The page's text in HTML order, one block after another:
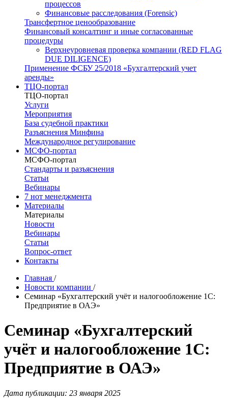
процессов
Финансовые расследования (Forensic)
Трансфертное ценообразование
Финансовый консалтинг и иные согласованные
процедуры
Верхнеуровневая проверка компании (RED FLAG
DUE DILIGENCE)
Применение ФСБУ 25/2018 «Бухгалтерский учет
аренды»
ТЦО-портал
ТЦО-портал
Услуги
Мероприятия
База судебной практики
Разъяснения Минфина
Международное регулирование
МСФО-портал
МСФО-портал
Стандарты и разъяснения
Статьи
Вебинары
7 нот менеджмента
Материалы
Материалы
Новости
Вебинары
Статьи
Вопрос-ответ
Контакты
Главная /
Новости компании /
Семинар «Бухгалтерский учёт и налогообложение 1С:
Предприятие в ОАЭ»
Семинар «Бухгалтерский
учёт и налогообложение 1С:
Предприятие в ОАЭ»
Дата публикации: 23 января 2025